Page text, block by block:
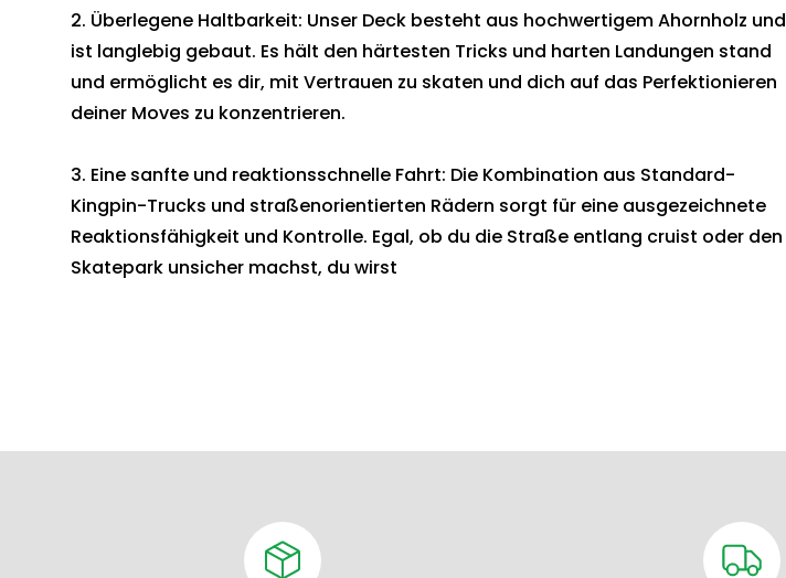
2. Überlegene Haltbarkeit: Unser Deck besteht aus hochwertigem Ahornholz und
ist langlebig gebaut. Es hält den härtesten Tricks und harten Landungen stand
und ermöglicht es dir, mit Vertrauen zu skaten und dich auf das Perfektionieren
deiner Moves zu konzentrieren.
3. Eine sanfte und reaktionsschnelle Fahrt: Die Kombination aus Standard-
Kingpin-Trucks und straßenorientierten Rädern sorgt für eine ausgezeichnete
Reaktionsfähigkeit und Kontrolle. Egal, ob du die Straße entlang cruist oder den
Skatepark unsicher machst, du wirst